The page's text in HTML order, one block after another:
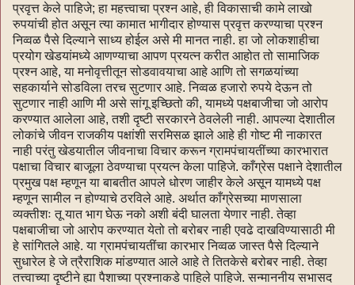
प्रवृत्त केले पाहिजे; हा महत्त्वाचा प्रश्न आहे, ही विकासाची कामे लाखो
रुपयांची होत असून त्या कामात भागीदार होण्यास प्रवृत्त करण्याचा प्रश्न
निव्वळ पैसे दिल्याने साध्य होईल असे मी मानत नाही. हा जो लोकशाहीचा
प्रयोग खेडयांमध्ये आणण्याचा आपण प्रयत्न करीत आहोत तो सामाजिक
प्रश्न आहे, या मनोवृत्तीतून सोडवावयाचा आहे आणि तो सगळयांच्या
सहकार्याने सोडविला तरच सुटणार आहे. निव्वळ हजारो रुपये देऊन तो
सुटणार नाही आणि मी असे सांगू इच्छितो की, यामध्ये पक्षबाजीचा जो आरोप
करण्यात आलेला आहे, तशी दृष्टी सरकारने ठेवलेली नाही. आपल्या देशातील
लोकांचे जीवन राजकीय पक्षांशी सरमिसळ झाले आहे ही गोष्ट मी नाकारत
नाही परंतु खेडयातील जीवनाचा विचार करून ग्रामपंचायतींच्या कारभारात
पक्षाचा विचार बाजूला ठेवण्याचा प्रयत्न केला पाहिजे. काँग्रेस पक्षाने देशातील
प्रमुख पक्ष म्हणून या बाबतीत आपले धोरण जाहीर केले असून यामध्ये पक्ष
म्हणून सामील न होण्याचे ठरविले आहे. अर्थात काँग्रेसच्या माणसाला
व्यक्तीशः तू यात भाग घेऊ नको अशी बंदी घालता येणार नाही. तेव्हा
पक्षबाजीचा जो आरोप करण्यात येतो तो बरोबर नाही एवढे दाखविण्यासाठी मी
हे सांगितले आहे. या ग्रामपंचायतींचा कारभार निव्वळ जास्त पैसे दिल्याने
सुधारेल हे जे त्रैराशिक मांडण्यात आले आहे ते तितकेसे बरोबर नाही. तेव्हा
तत्त्वाच्या दृष्टीने ह्या पैशाच्या प्रश्नाकडे पाहिले पाहिजे. सन्माननीय सभासद